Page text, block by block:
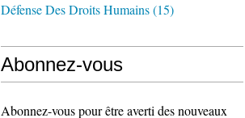
Défense Des Droits Humains(15)
Abonnez-vous
Abonnez-vous pour être averti des nouveaux